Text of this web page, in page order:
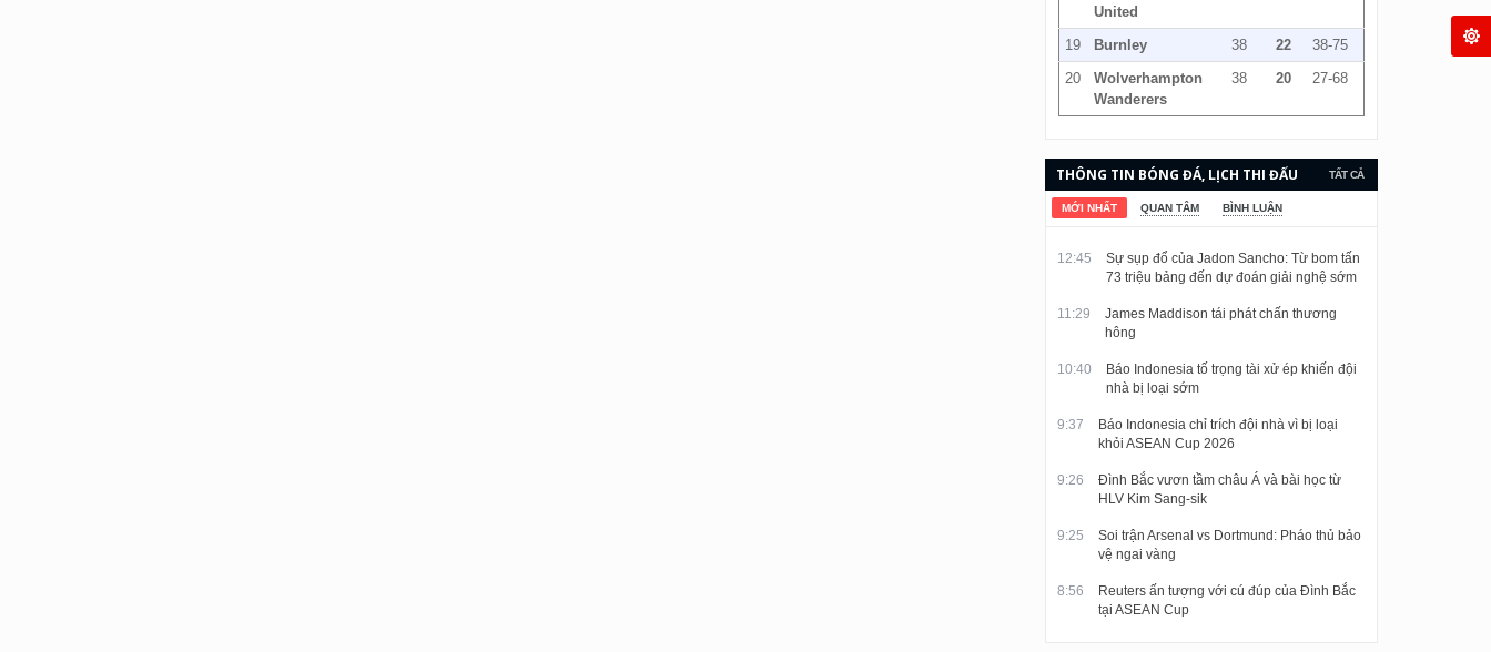
United
19 Burnley 38 22
38-75
20
Wolverhampton
Wanderers
38 20 27-68
TẤT CẢ
THÔNG TIN BÓNG ĐÁ, LỊCH THI ĐẤU
VÀ KẾT QUẢ CẬP NHẬT LIÊN TỤC.
MỚI NHẤT QUAN TÂM BÌNH LUẬN
12:45
Sự sụp đổ của Jadon Sancho: Từ bom tấn
73 triệu bảng đến dự đoán giải nghệ sớm
11:29
James Maddison tái phát chấn thương
hông
10:40
Báo Indonesia tố trọng tài xử ép khiến đội
nhà bị loại sớm
9:37
Báo Indonesia chỉ trích đội nhà vì bị loại
khỏi ASEAN Cup 2026
9:26
Đình Bắc vươn tầm châu Á và bài học từ
HLV Kim Sang-sik
9:25
Soi trận Arsenal vs Dortmund: Pháo thủ bảo
vệ ngai vàng
8:56
Reuters ấn tượng với cú đúp của Đình Bắc
tại ASEAN Cup